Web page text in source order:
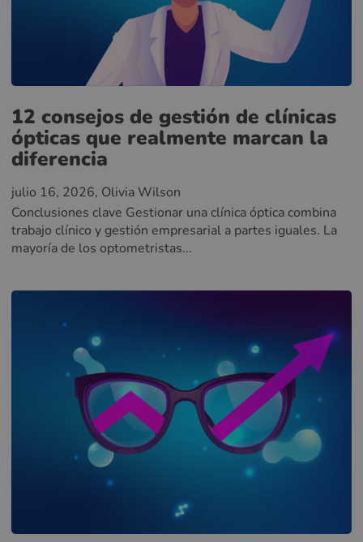
12 consejos de gestión de clínicas
ópticas que realmente marcan la
diferencia
julio 16, 2026, Olivia Wilson
Conclusiones clave Gestionar una clínica óptica combina
trabajo clínico y gestión empresarial a partes iguales. La
mayoría de los optometristas...